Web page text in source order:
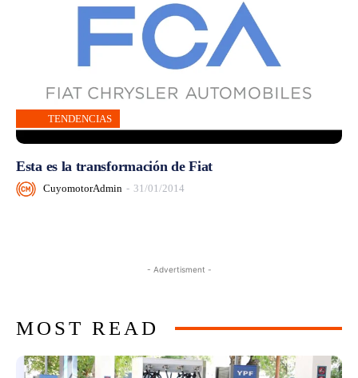
TENDENCIAS
Esta es la transformación de Fiat
CuyomotorAdmin - 31/01/2014
- Advertisment -
MOST READ